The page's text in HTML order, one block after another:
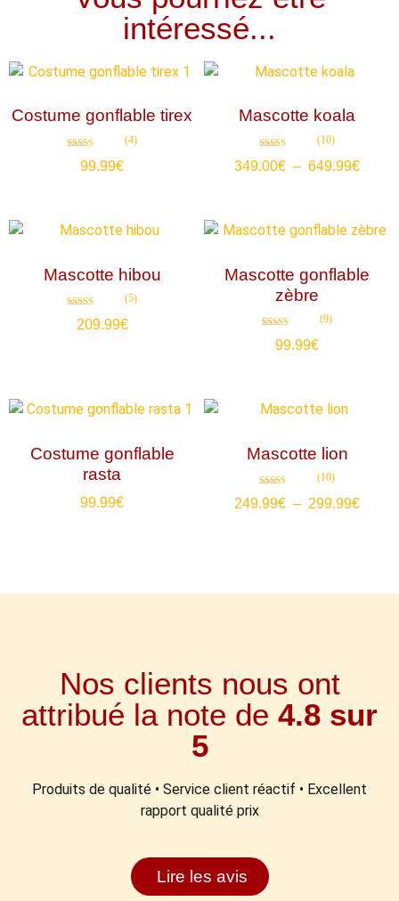
intéressé...
Costume gonflable tirex
4.75
(4)
99.99€
Mascotte koala
4.70
(10)
349.00€ – 649.99€
Mascotte hibou
4.80
(5)
209.99€
Mascotte gonflable
zèbre
4.89
(9)
99.99€
Costume gonflable
rasta
99.99€
Mascotte lion
4.80
(10)
249.99€ – 299.99€
Nos clients nous ont
attribué la note de 4.8 sur
5
Produits de qualité • Service client réactif • Excellent
rapport qualité prix
Lire les avis